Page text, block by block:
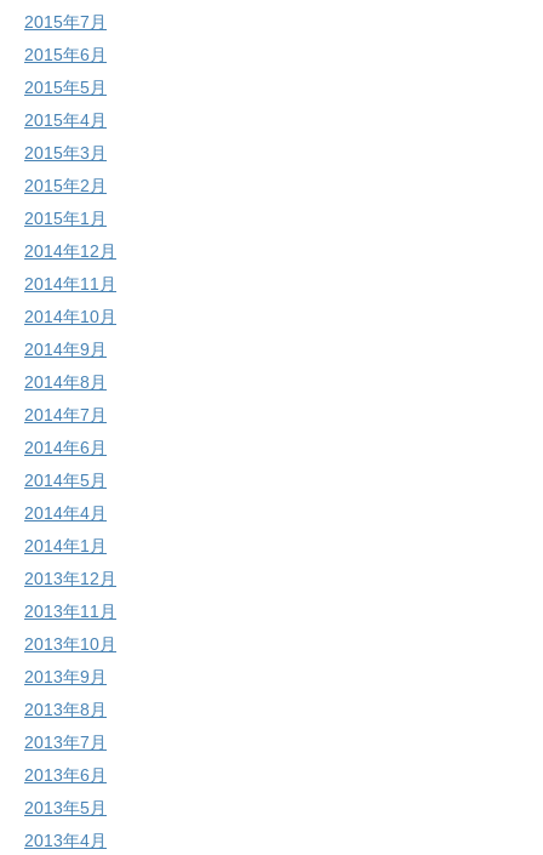
2015年7月
2015年6月
2015年5月
2015年4月
2015年3月
2015年2月
2015年1月
2014年12月
2014年11月
2014年10月
2014年9月
2014年8月
2014年7月
2014年6月
2014年5月
2014年4月
2014年1月
2013年12月
2013年11月
2013年10月
2013年9月
2013年8月
2013年7月
2013年6月
2013年5月
2013年4月